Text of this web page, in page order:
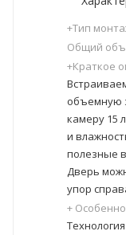
+Тип
Общий
+Краткое
объемную
камеру 15
и
полезные
Дверь
упор
+